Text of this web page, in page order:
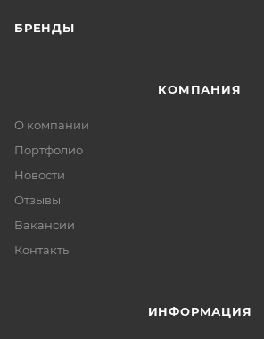
БРЕНДЫ
КОМПАНИЯ
О компании
Портфолио
Новости
Отзывы
Вакансии
Контакты
ИНФОРМАЦИЯ